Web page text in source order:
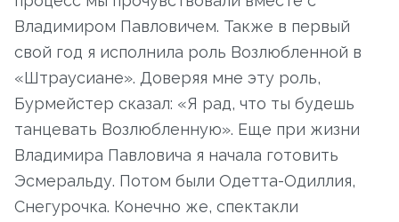
Владимиром Павловичем. Также в первый
свой год я исполнила роль Возлюбленной в
«Штраусиане». Доверяя мне эту роль,
Бурмейстер сказал: «Я рад, что ты будешь
танцевать Возлюбленную». Еще при жизни
Владимира Павловича я начала готовить
Эсмеральду. Потом были Одетта-Одиллия,
Снегурочка. Конечно же, спектакли